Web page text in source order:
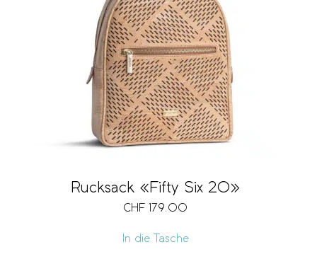
Rucksack «Fifty Six 20»
CHF 179.00
In die Tasche